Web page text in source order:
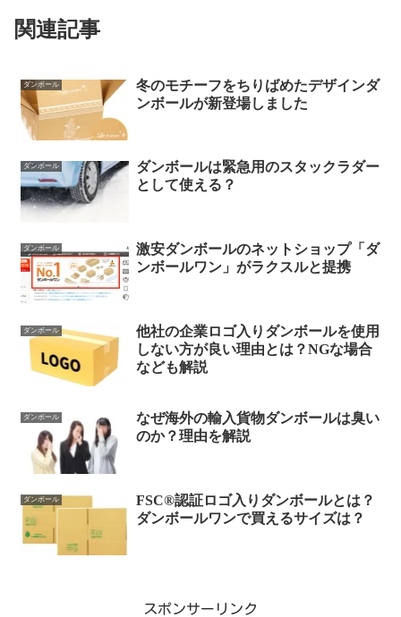
関連記事
ダンボール
冬のモチーフをちりばめたデザインダ
ンボールが新登場しました
ダンボール
ダンボールは緊急用のスタックラダー
として使える？
ダンボール
激安ダンボールのネットショップ「ダ
ンボールワン」がラクスルと提携
ダンボール
他社の企業ロゴ入りダンボールを使用
しない方が良い理由とは？NGな場合
なども解説
ダンボール
なぜ海外の輸入貨物ダンボールは臭い
のか？理由を解説
ダンボール
FSC®認証ロゴ入りダンボールとは？
ダンボールワンで買えるサイズは？
スポンサーリンク